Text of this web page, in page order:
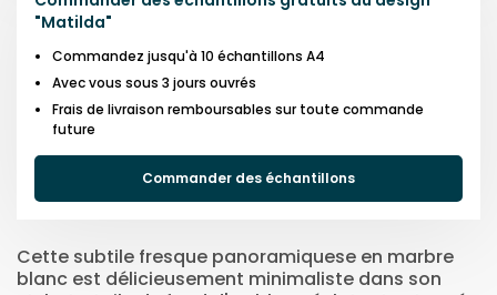
"Matilda"
Commandez jusqu'à 10 échantillons A4
Avec vous sous 3 jours ouvrés
Frais de livraison remboursables sur toute commande
future
Commander des échantillons
Cette subtile fresque panoramiquese en marbre
blanc est délicieusement minimaliste dans son